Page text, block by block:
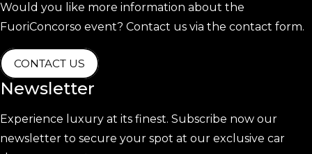
Would you like more information about the
FuoriConcorso event? Contact us via the contact form.
CONTACT US
Newsletter
Experience luxury at its finest. Subscribe now our
newsletter to secure your spot at our exclusive car